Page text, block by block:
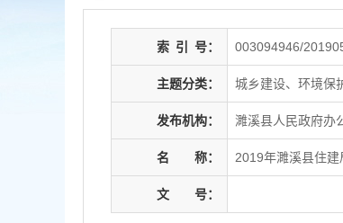
索 引 号： 003094946/
主题分类： 城乡建设、环境保
发布机构： 濉溪县人民政府办
名 称： 2019年濉溪县住
文 号：